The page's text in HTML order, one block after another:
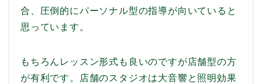
合、圧倒的にパーソナル型の指導が向いていると
思っています。
もちろんレッスン形式も良いのですが店舗型の方
が有利です。店舗のスタジオは大音響と照明効果